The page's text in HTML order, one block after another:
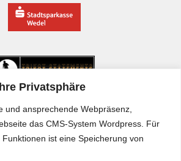
Privatsphäre
und ansprechende Webpräsenz,
das CMS-System Wordpress. Für
ist eine Speicherung von